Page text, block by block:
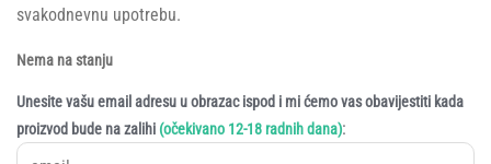
svakodnevnu upotrebu.
Nema na stanju
Unesite vašu email adresu u obrazac ispod i mi ćemo vas obavijestiti kada
proizvod bude na zalihi (očekivano 12-18 radnih dana):